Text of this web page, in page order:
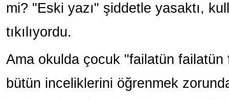
mi? "Eski yazı" şiddetle yasaktı,
tıkılıyordu.
Ama okulda çocuk "failatün
bütün inceliklerini öğrenmek